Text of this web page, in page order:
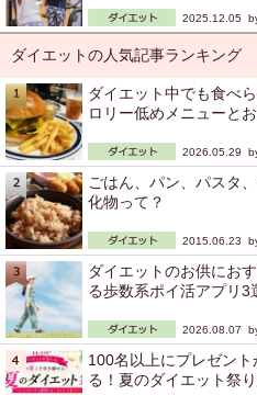
2025.12.05
ダイエットの人気記事ランキング
ダイエット中でも食べ
ロリー低めメニューと
2026.05.29
ごはん、パン、パスタ
化物って？
2015.06.23
ダイエットのお供にお
る歩数系ポイ活アプリ3
2026.08.07
100名以上にプレゼン
る！夏のダイエット祭